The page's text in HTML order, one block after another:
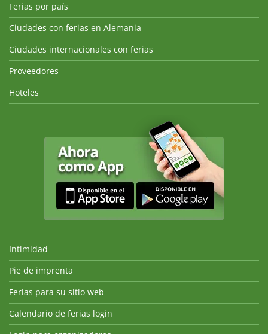
Ferias por país
Ciudades con ferias en Alemania
Ciudades internacionales con ferias
Proveedores
Hoteles
Intimidad
Pie de imprenta
Ferias para su sitio web
Calendario de ferias login